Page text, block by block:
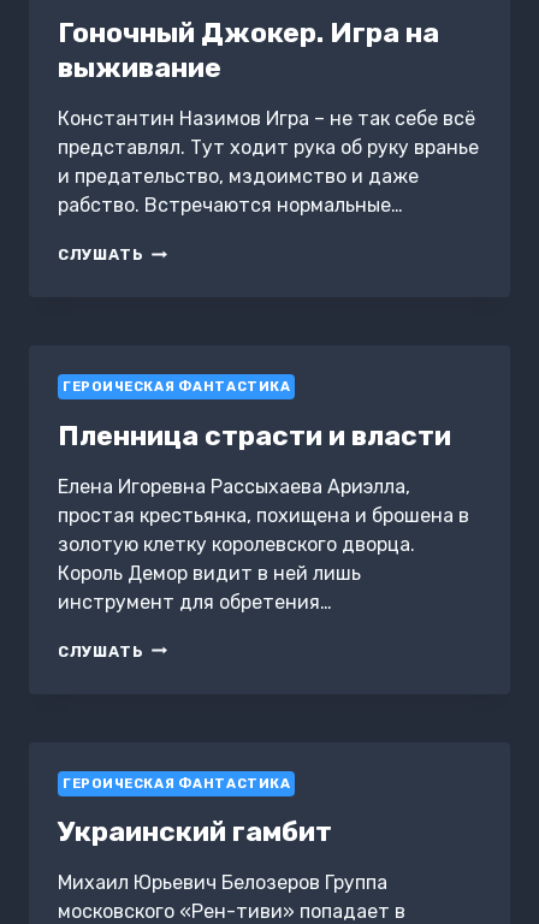
Гоночный Джокер. Игра на
выживание
Константин Назимов Игра – не так себе всё
представлял. Тут ходит рука об руку вранье
и предательство, мздоимство и даже
рабство. Встречаются нормальные…
СЛУШАТЬ ГОНОЧНЫЙ
ГЕРОИЧЕСКАЯ ФАНТАСТИКА
Пленница страсти и власти
Елена Игоревна Рассыхаева Ариэлла,
простая крестьянка, похищена и брошена в
золотую клетку королевского дворца.
Король Демор видит в ней лишь
инструмент для обретения…
СЛУШАТЬ ПЛЕННИЦА
ГЕРОИЧЕСКАЯ ФАНТАСТИКА
Украинский гамбит
Михаил Юрьевич Белозеров Группа
московского «Рен-тиви» попадает в